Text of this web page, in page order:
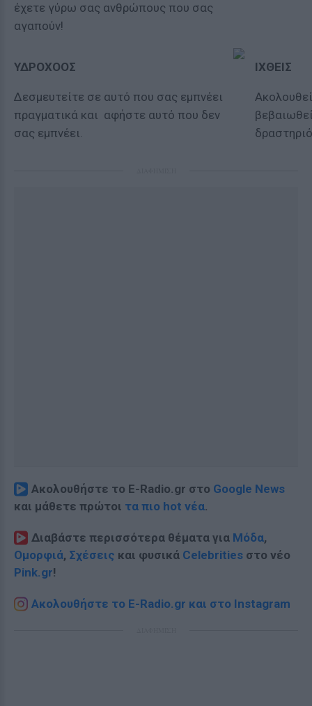
έχετε γύρω σας ανθρώπους που σας
αγαπούν!
ΥΔΡΟΧΟΟΣ
Δεσμευτείτε σε αυτό που σας εμπνέει
πραγματικά και αφήστε αυτό που δεν
σας εμπνέει.
ΙΧΘΕΙΣ
Ακολουθήστε το E-Radio.gr στο Google News
και μάθετε πρώτοι τα πιο hot νέα.
Διαβάστε περισσότερα θέματα για Μόδα,
Ομορφιά, Σχέσεις και φυσικά Celebrities στο νέο
Pink.gr!
Ακολουθήστε το E-Radio.gr και στο Instagram